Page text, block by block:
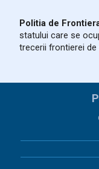
în
Politia de
statului care se
trecerii frontierei de